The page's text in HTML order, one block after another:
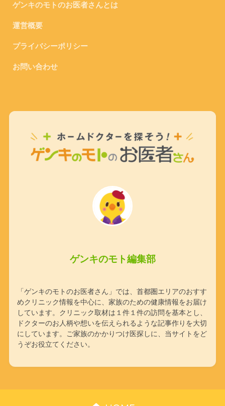
ゲンキのモトのお医者さんとは
運営概要
プライバシーポリシー
お問い合わせ
ゲンキのモト編集部
「ゲンキのモトのお医者さん」では、首都圏エリアのおすす
めクリニック情報を中心に、家族のための健康情報をお届け
しています。クリニック取材は１件１件の訪問を基本とし、
ドクターのお人柄や想いを伝えられるような記事作りを大切
にしています。ご家族のかかりつけ医探しに、当サイトをど
うぞお役立てください。